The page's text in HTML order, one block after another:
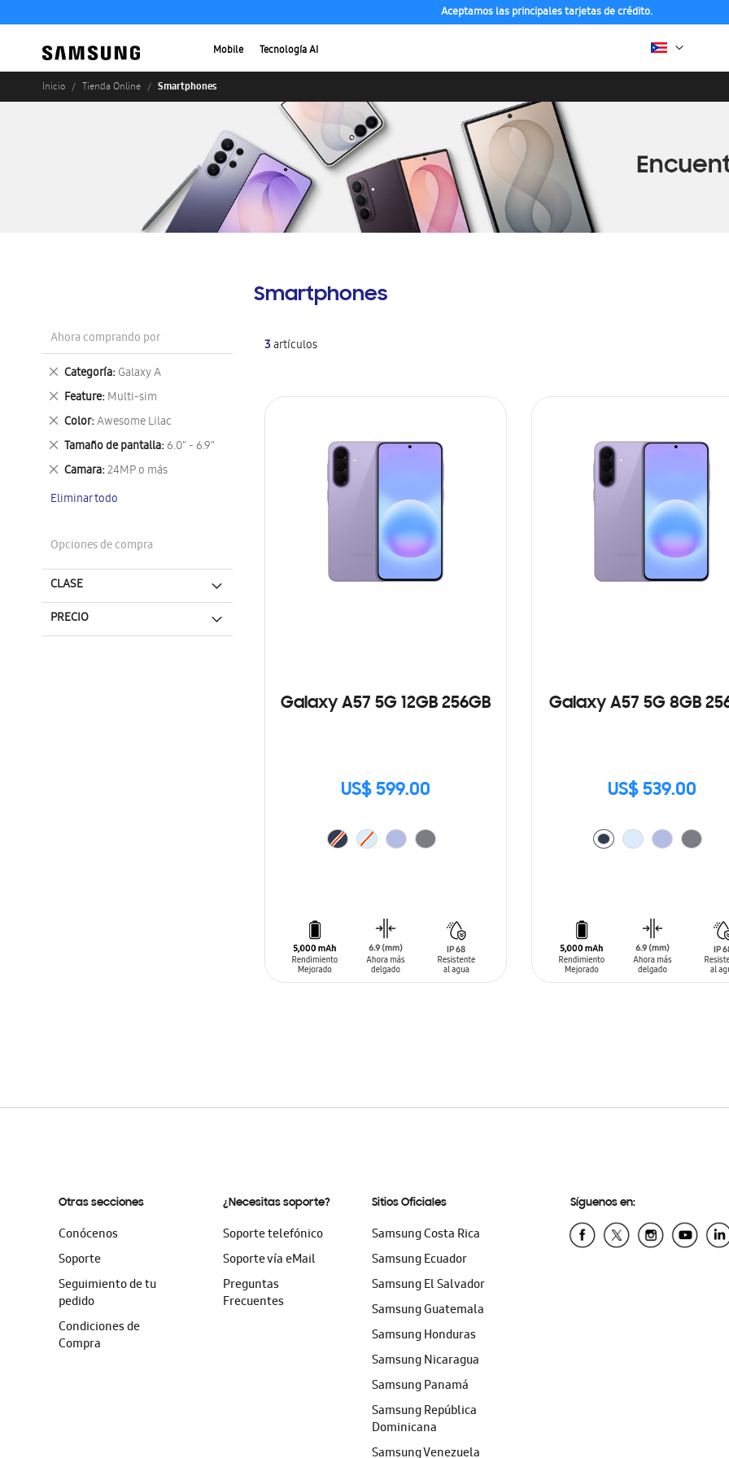
Aceptamos las principales tarjetas de crédito.
Mobile Tecnología AI
Inicio Tienda Online Smartphones
Smartphones
3artículos
Galaxy A57 5G 12GB 256GB
US$ 599.00
Galaxy A57 5G 8GB
US$ 539.00
Ahora comprando por
Categoría Galaxy A
Eliminar
este
artículo
Feature Multi-sim
Eliminar
este
artículo
Color Awesome Lilac
Eliminar
este
artículo
Tamaño de pantalla 6.0" - 6.9"
Eliminar
este
artículo
Camara 24MP o más
Eliminar
artículo
Eliminar todo
Opciones de compra
CLASE
PRECIO
Otras secciones
Conócenos
Soporte
Seguimiento de tu
pedido
Condiciones de
Compra
¿Necesitas soporte?
Soporte telefónico
Soporte vía eMail
Preguntas
Frecuentes
Sitios Oficiales
Samsung Costa Rica
Samsung Ecuador
Samsung El Salvador
Samsung Guatemala
Samsung Honduras
Samsung Nicaragua
Samsung Panamá
Samsung República
Dominicana
Samsung Venezuela
Síguenos en: